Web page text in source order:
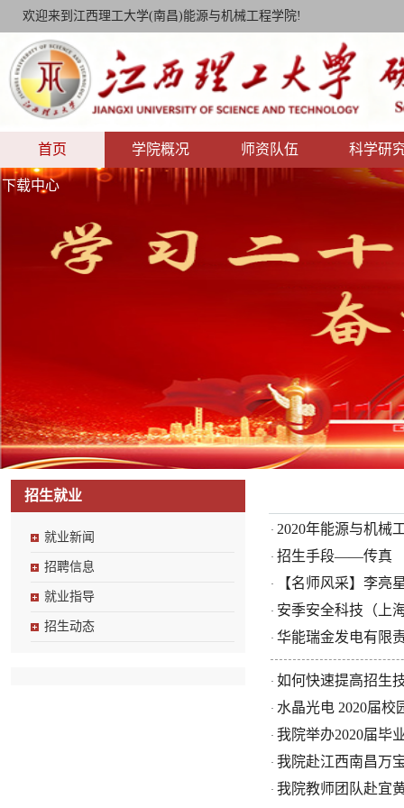
欢迎来到江西理工大学(南昌)能源与机械工程学院!
首页 学院概况 师资队伍 科学研
下载中心
招生就业
就业新闻
招聘信息
就业指导
招生动态
· 2020年能源与机械
· 招生手段——传真
· 【名师风采】李亮
· 安季安全科技（上
· 华能瑞金发电有限
· 如何快速提高招生
· 水晶光电 2020届校
· 我院举办2020届毕
· 我院赴江西南昌万
· 我院教师团队赴宜